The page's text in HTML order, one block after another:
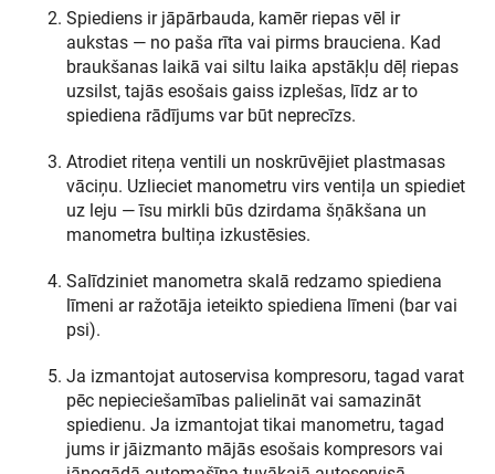
Spiediens ir jāpārbauda, kamēr riepas vēl ir
aukstas — no paša rīta vai pirms brauciena. Kad
braukšanas laikā vai siltu laika apstākļu dēļ riepas
uzsilst, tajās esošais gaiss izplešas, līdz ar to
spiediena rādījums var būt neprecīzs.
Atrodiet riteņa ventili un noskrūvējiet plastmasas
vāciņu. Uzlieciet manometru virs ventiļa un spiediet
uz leju — īsu mirkli būs dzirdama šņākšana un
manometra bultiņa izkustēsies.
Salīdziniet manometra skalā redzamo spiediena
līmeni ar ražotāja ieteikto spiediena līmeni (bar vai
psi).
Ja izmantojat autoservisa kompresoru, tagad varat
pēc nepieciešamības palielināt vai samazināt
spiedienu. Ja izmantojat tikai manometru, tagad
jums ir jāizmanto mājās esošais kompresors vai